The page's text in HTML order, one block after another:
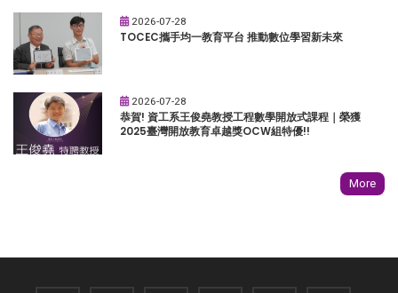
2026-07-28
TOCEC攜手均一教育平台 推動數位學習新未來
2026-07-28
恭賀! 資工系王俊堯教授工程數學開放式課程｜榮獲
2025臺灣開放教育卓越獎OCW組特優!!
More